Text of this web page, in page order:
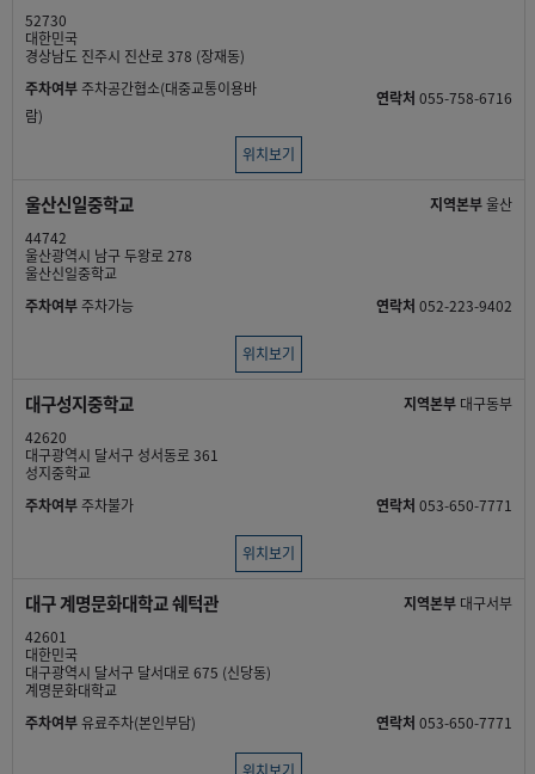
52730
대한민국
경상남도 진주시 진산로 378 (장재동)
주차여부주차공간협소(대중교통이용바
람)
연락처 055-758-6716
위치보기
울산신일중학교 지역본부울산
44742
울산광역시 남구 두왕로 278
울산신일중학교
주차여부주차가능 연락처 052-223-9402
위치보기
대구성지중학교 지역본부 대구동부
42620
대구광역시 달서구 성서동로 361
성지중학교
주차여부주차불가 연락처 053-650-7771
위치보기
대구 계명문화대학교 쉐턱관 지역본부 대구서부
42601
대한민국
대구광역시 달서구 달서대로 675 (신당동)
계명문화대학교
주차여부유료주차(본인부담) 연락처 053-650-7771
위치보기